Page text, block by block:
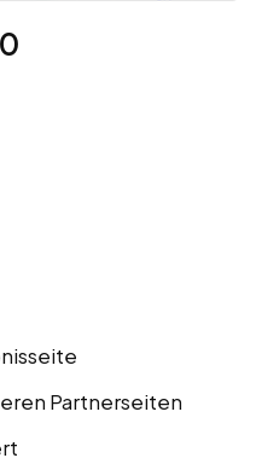
Partnerseiten